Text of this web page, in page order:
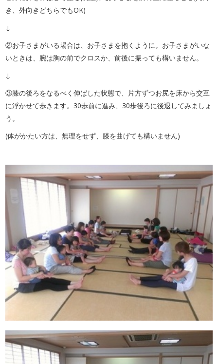
き、外向きどちらでもOK)
↓
②お子さまがいる場合は、お子さまを抱くように。お子さまがいな
いときは、腕は胸の前でクロスか、前後に振っても構いません。
↓
③膝の後ろをなるべく伸ばした状態で、片方ずつお尻を床から交互
に浮かせて歩きます。30歩前に進み、30歩後ろに後退してみましょ
う。
(体がかたい方は、無理をせず、膝を曲げても構いません)